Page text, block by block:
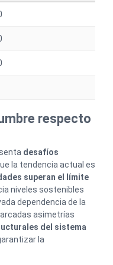
respecto
desafíos
la tendencia actual es
superan el límite
niveles sostenibles
dependencia de la
asimetrías
del sistema
la